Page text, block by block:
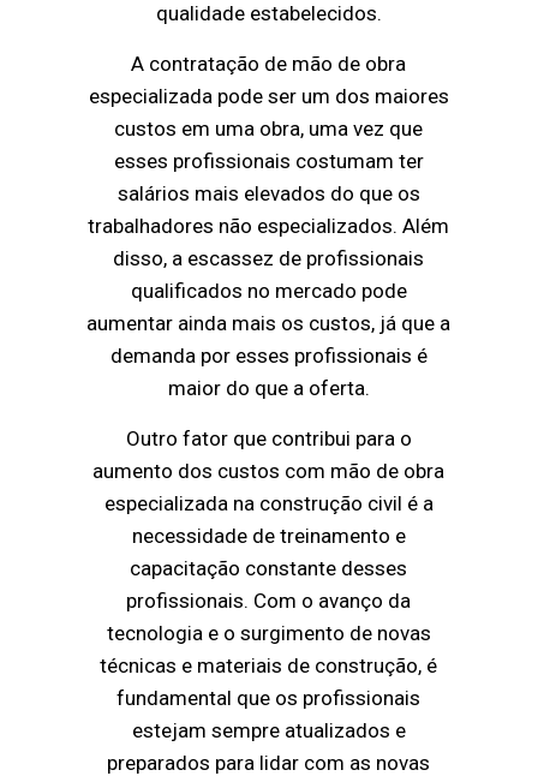
qualidade estabelecidos.
A contratação de mão de obra
especializada pode ser um dos maiores
custos em uma obra, uma vez que
esses profissionais costumam ter
salários mais elevados do que os
trabalhadores não especializados. Além
disso, a escassez de profissionais
qualificados no mercado pode
aumentar ainda mais os custos, já que a
demanda por esses profissionais é
maior do que a oferta.
Outro fator que contribui para o
aumento dos custos com mão de obra
especializada na construção civil é a
necessidade de treinamento e
capacitação constante desses
profissionais. Com o avanço da
tecnologia e o surgimento de novas
técnicas e materiais de construção, é
fundamental que os profissionais
estejam sempre atualizados e
preparados para lidar com as novas